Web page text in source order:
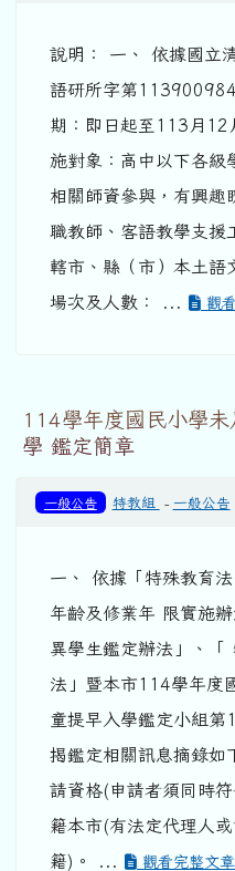
說明： 一、 依據國立
語研所字第
期：即日起至113月12
施對象：高中以下各級
相關師資參與，有興趣
職教師、客語教學支援
轄市、縣（市）本土語
場次及人數： ...
觀
114學年度國民小學
學 鑑定簡章
一般公告 特教組 - 一般公告
一、 依據「特殊教育
年齡及修業年 限實施
異學生鑑定辦法」、「
法」暨本市114學年度
童提早入學鑑定小組第
揭鑑定相關訊息摘錄如
請資格(申請者須同時
籍本市(有法定代理人
籍)。 ...
觀看完整文章